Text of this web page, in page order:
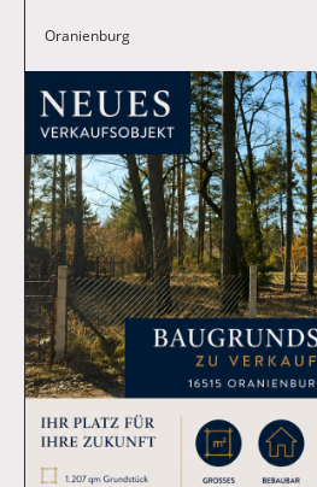
Oranienburg